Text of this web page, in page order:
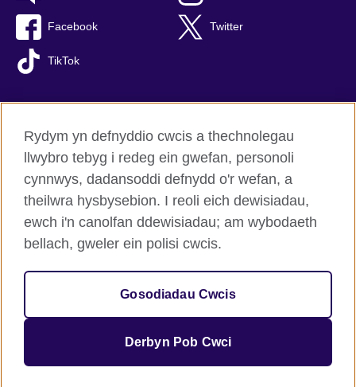
Facebook Twitter
TikTok
British Council Byd-eang
Preifatrwydd a thelerau defnyddio
Hygyrchedd
© 2026 British Council
Sefydliad rhyngwladol y Deyrnas Unedig am gysylltiadau
Rydym yn defnyddio cwcis a thechnolegau
llwybro tebyg i redeg ein gwefan, personoli
cynnwys, dadansoddi defnydd o'r wefan, a
theilwra hysbysebion. I reoli eich dewisiadau,
ewch i'n canolfan ddewisiadau; am wybodaeth
bellach, gweler ein polisi cwcis.
Gosodiadau Cwcis
Derbyn Pob Cwci